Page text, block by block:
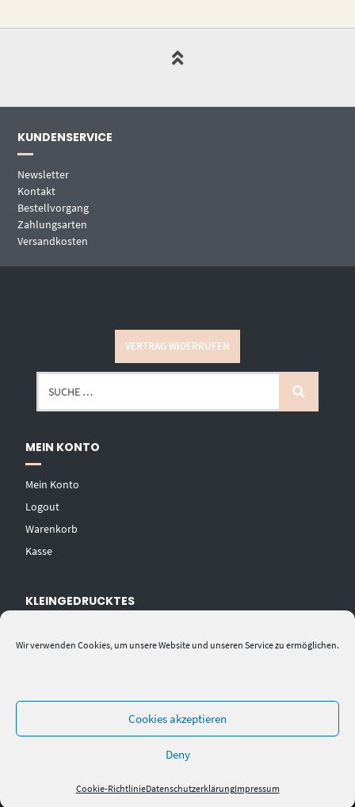
Wir verwenden Cookies, um unsere Website und unseren Service zu ermöglichen.
Cookies akzeptieren
Deny
Cookie-RichtlinieDatenschutzerklärungImpressum
KUNDENSERVICE
Newsletter
Kontakt
Bestellvorgang
Zahlungsarten
Versandkosten
VERTRAG WIDERRUFEN
MEIN KONTO
Mein Konto
Logout
Warenkorb
Kasse
KLEINGEDRUCKTES
Impressum